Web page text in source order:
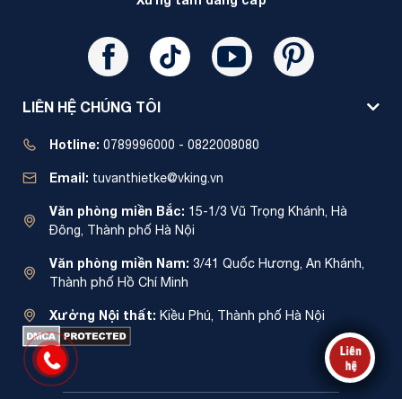
LIÊN HỆ CHÚNG TÔI
Hotline: 0789996000 - 0822008080
Email: tuvanthietke@vking.vn
Văn phòng miền Bắc: 15-1/3 Vũ Trọng Khánh, Hà
Đông, Thành phố Hà Nội
Văn phòng miền Nam: 3/41 Quốc Hương, An Khánh,
Thành phố Hồ Chí Minh
Xưởng Nội thất: Kiều Phú, Thành phố Hà Nội